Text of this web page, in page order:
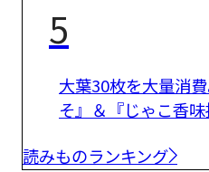
5
大葉30枚を大量消
そ』＆『じゃこ香
読みものランキング